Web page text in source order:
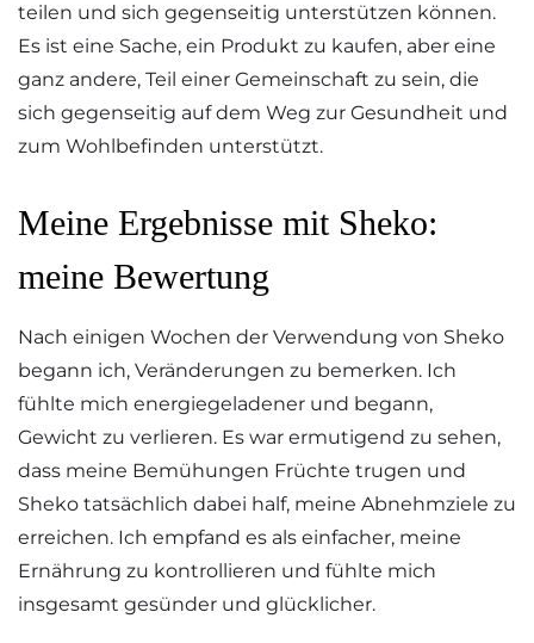
teilen und sich gegenseitig unterstützen können.
Es ist eine Sache, ein Produkt zu kaufen, aber eine
ganz andere, Teil einer Gemeinschaft zu sein, die
sich gegenseitig auf dem Weg zur Gesundheit und
zum Wohlbefinden unterstützt.
Meine Ergebnisse mit Sheko:
meine Bewertung
Nach einigen Wochen der Verwendung von Sheko
begann ich, Veränderungen zu bemerken. Ich
fühlte mich energiegeladener und begann,
Gewicht zu verlieren. Es war ermutigend zu sehen,
dass meine Bemühungen Früchte trugen und
Sheko tatsächlich dabei half, meine Abnehmziele zu
erreichen. Ich empfand es als einfacher, meine
Ernährung zu kontrollieren und fühlte mich
insgesamt gesünder und glücklicher.